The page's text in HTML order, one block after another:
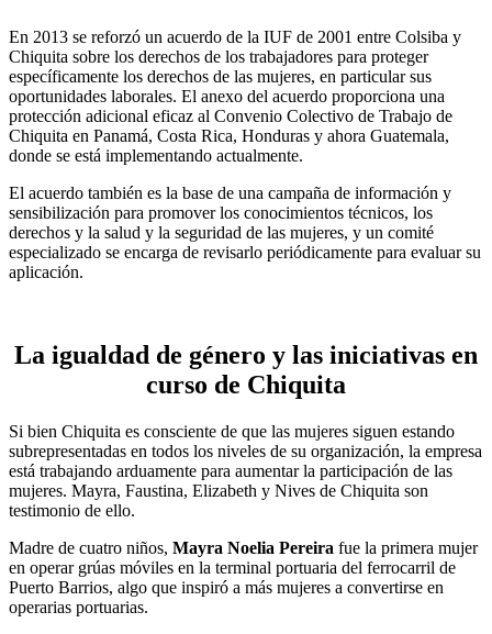
En 2013 se reforzó un acuerdo de la IUF de 2001 entre Colsiba y
Chiquita sobre los derechos de los trabajadores para proteger
específicamente los derechos de las mujeres, en particular sus
oportunidades laborales. El anexo del acuerdo proporciona una
protección adicional eficaz al Convenio Colectivo de Trabajo de
Chiquita en Panamá, Costa Rica, Honduras y ahora Guatemala,
donde se está implementando actualmente.
El acuerdo también es la base de una campaña de información y
sensibilización para promover los conocimientos técnicos, los
derechos y la salud y la seguridad de las mujeres, y un comité
especializado se encarga de revisarlo periódicamente para evaluar su
aplicación.
La igualdad de género y las iniciativas en
curso de Chiquita
Si bien Chiquita es consciente de que las mujeres siguen estando
subrepresentadas en todos los niveles de su organización, la empresa
está trabajando arduamente para aumentar la participación de las
mujeres. Mayra, Faustina, Elizabeth y Nives de Chiquita son
testimonio de ello.
Madre de cuatro niños, Mayra Noelia Pereira fue la primera mujer
en operar grúas móviles en la terminal portuaria del ferrocarril de
Puerto Barrios, algo que inspiró a más mujeres a convertirse en
operarias portuarias.